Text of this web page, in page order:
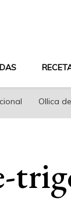
Ollica